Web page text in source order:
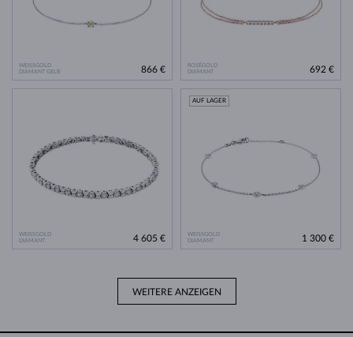
WEISSGOLD
DIAMANT GELB
866 €
ROSÉGOLD
DIAMANT
692 €
WEISSGOLD
DIAMANT
4 605 €
WEISSGOLD
DIAMANT
AUF LAGER
1 300 €
WEITERE ANZEIGEN